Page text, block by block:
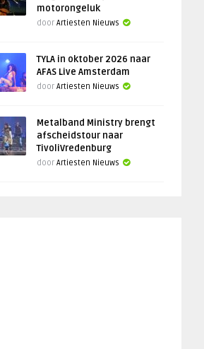
motorongeluk
door Artiesten Nieuws
TYLA in oktober 2026 naar
AFAS Live Amsterdam
door Artiesten Nieuws
Metalband Ministry brengt
afscheidstour naar
TivoliVredenburg
door Artiesten Nieuws